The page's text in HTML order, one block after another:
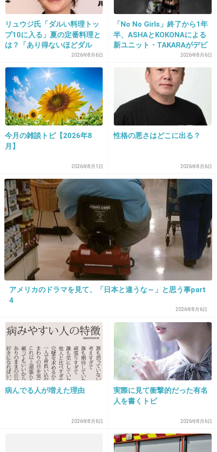
マイナス魔がきたー
+24 -19
17. 匿名 2025/11/30(日) 23:11:14
>>1
解散したのに3人でくっつくから魅力がなくなったよね 各々独立して活動して
それぞれが光って欲しかった
-43
目が笑ってない
+17
19. 匿名2025/11/30(日) 23:12:10
>>8
SMAPの方が活動歴長いし、レギュラー番組も
たくさんあったからね
そりゃ稼いだ金額は圧倒的にSMAPでしょ
+161 -4
20. 匿名2025/11/30(日) 23:12:49
森くんも不倫でイメージ落ちたしね。
まあもともと女性関係は派手なタイプだったけ
リュウジ氏「ダルい料理トッ
プ10に入る」夏の定番料理と
は？「あり得ないほどダル
2026年8月6日
「No No Girls」終了から1年
半、ASHAとKOKONAによる
新ユニット・TAKARAがデビ
2026年8月6日
今月の雑談トピ【2026年8
月】
2026年8月1日
性格の悪さはどこに出る？
2026年8月6日
アメリカのドラマを見て、「日本と違うな～」と思う事part
4
2026年8月6日
病んでる人が増えた理由
2026年8月6日
実際に見て衝撃的だった有名
人を書くトピ
2026年8月6日